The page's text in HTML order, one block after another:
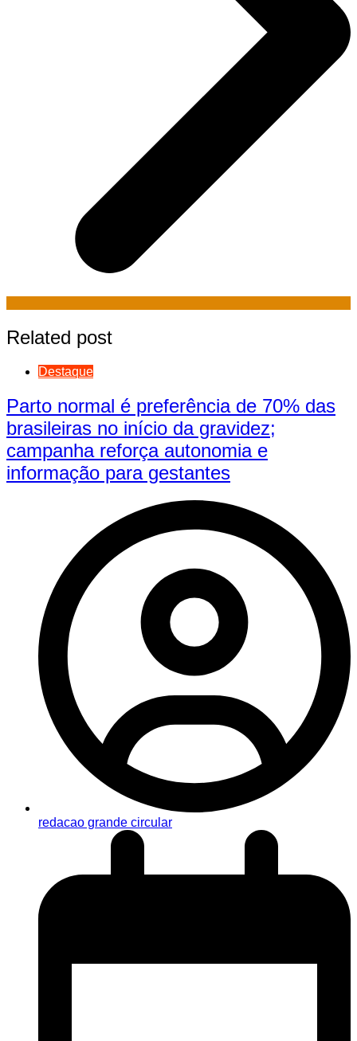
Related post
Destaque
Parto normal é preferência de 70% das
brasileiras no início da gravidez;
campanha reforça autonomia e
informação para gestantes
redacao grande circular